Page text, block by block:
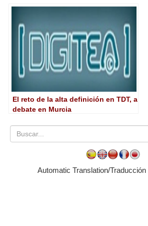
El reto de la alta definición en TDT, a
debate en Murcia
Automatic Translation/